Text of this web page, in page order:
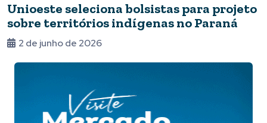
Unioeste seleciona bolsistas para projeto
sobre territórios indígenas no Paraná
2 de junho de 2026